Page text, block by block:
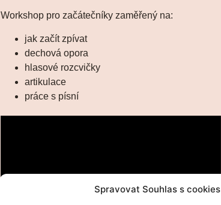
Spravovat Souhlas s cookies
Workshop pro začátečníky zaměřený na:
jak začít zpívat
dechová opora
hlasové rozcvičky
artikulace
práce s písní